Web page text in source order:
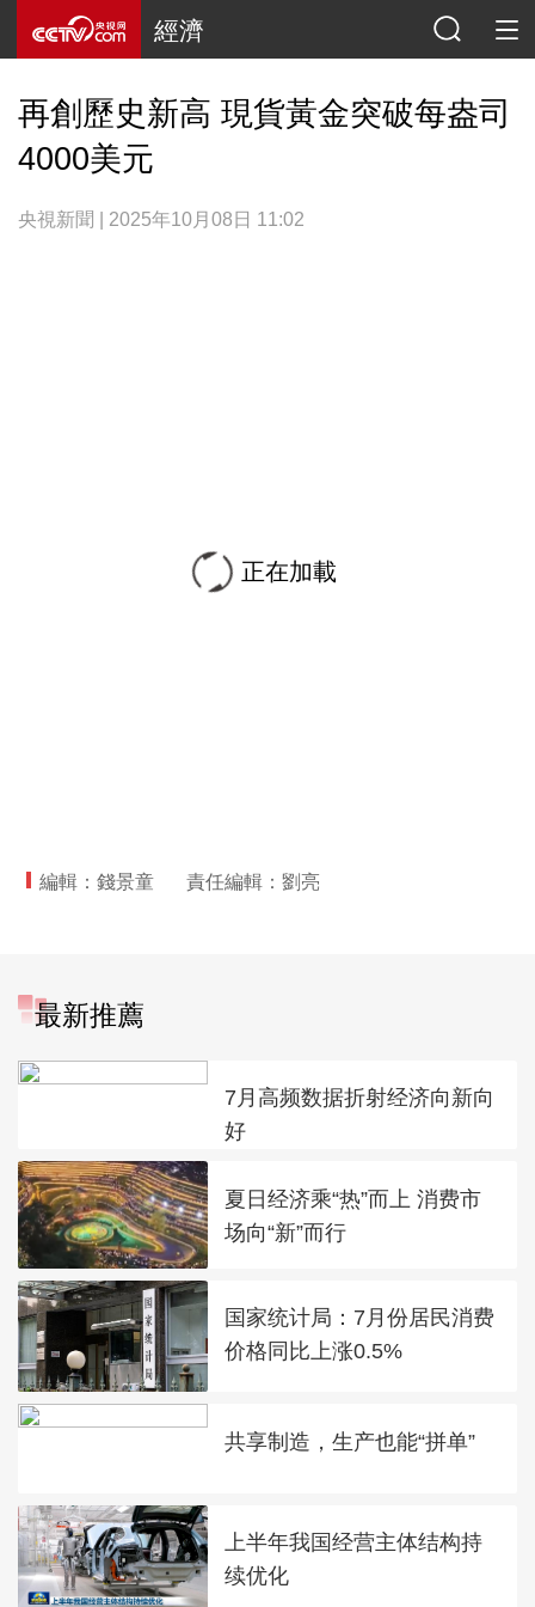
經濟
再創歷史新高 現貨黃金突破每盎司
4000美元
央視新聞 | 2025年10月08日 11:02
正在加載
編輯：錢景童 責任編輯：劉亮
最新推薦
7月高频数据折射经济向新向
好
夏日经济乘“热”而上 消费市
场向“新”而行
国家统计局：7月份居民消费
价格同比上涨0.5%
共享制造，生产也能“拼单”
上半年我国经营主体结构持
续优化